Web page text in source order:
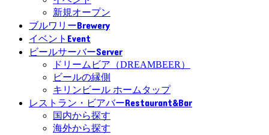
新規オープン
ブルワリーBrewery
イベント Event
ビールサーバーServer
ドリームビア（DREAMBEER）
ビールの縁側
キリンビール ホームタップ
レストラン・ビアバーRestaurant&Bar
国内から探す
海外から探す